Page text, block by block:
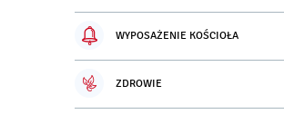
WYPOSAŻENIE KOŚCIOŁA
ZDROWIE